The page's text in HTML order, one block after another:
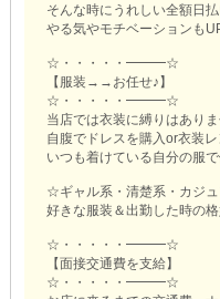
そんな時にうれしい全額日
やる気やモチベーションも
☆・・・・・━━━☆
【服装→→お任せ♪】
☆・・・・・━━━☆
当店では衣装に縛りはありま
自腹でドレスを購入or衣装
いつも着けている自分の服
☆ギャル系・清楚系・カジ
好きな服装＆出勤した時の
☆・・・・・━━━☆
【面接交通費を支給】
☆・・・・・━━━☆